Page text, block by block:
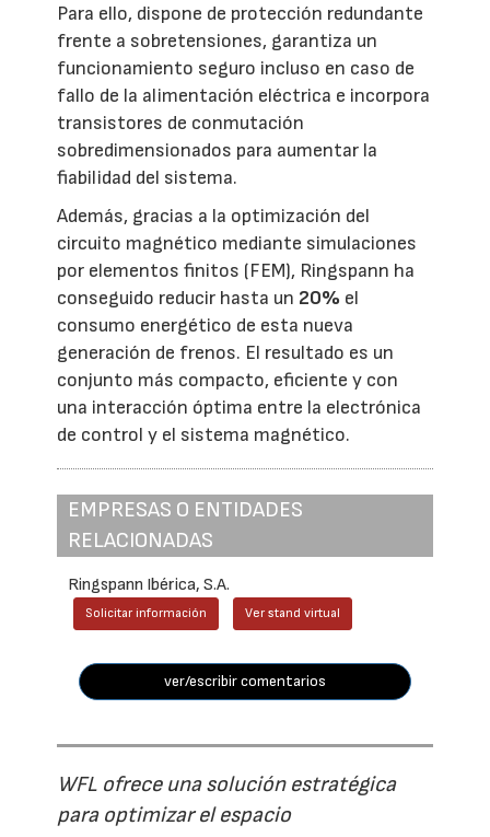
Para ello, dispone de protección redundante
frente a sobretensiones, garantiza un
funcionamiento seguro incluso en caso de
fallo de la alimentación eléctrica e incorpora
transistores de conmutación
sobredimensionados para aumentar la
fiabilidad del sistema.
Además, gracias a la optimización del
circuito magnético mediante simulaciones
por elementos finitos (FEM), Ringspann ha
conseguido reducir hasta un 20% el
consumo energético de esta nueva
generación de frenos. El resultado es un
conjunto más compacto, eficiente y con
una interacción óptima entre la electrónica
de control y el sistema magnético.
EMPRESAS O ENTIDADES
RELACIONADAS
Ringspann Ibérica, S.A.
Solicitar información Ver stand virtual
ver/escribir comentarios
WFL ofrece una solución estratégica
para optimizar el espacio